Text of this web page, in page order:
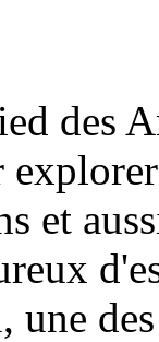
des
et
une